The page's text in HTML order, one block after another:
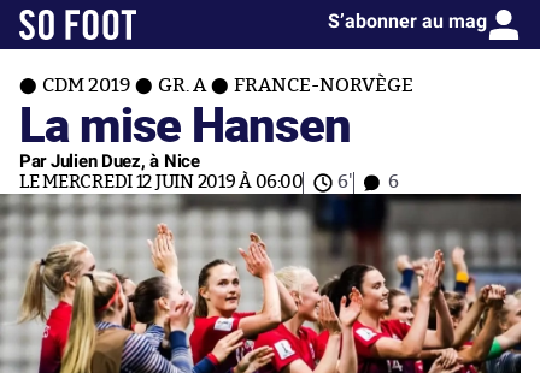
S’abonner au mag
CDM 2019 GR. A FRANCE-NORVÈGE
La mise Hansen
Par Julien Duez, à Nice
LE MERCREDI 12 JUIN 2019 À 06:00 6' 6